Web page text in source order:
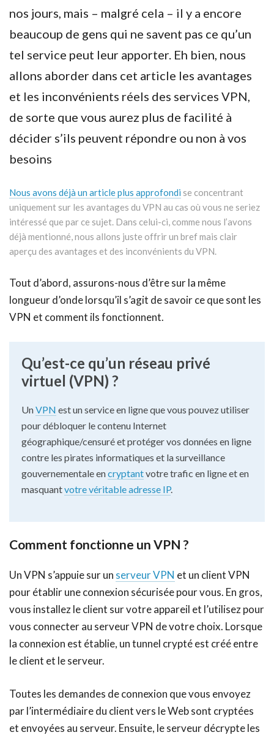
nos jours, mais – malgré cela – il y a encore
beaucoup de gens qui ne savent pas ce qu’un
tel service peut leur apporter. Eh bien, nous
allons aborder dans cet article les avantages
et les inconvénients réels des services VPN,
de sorte que vous aurez plus de facilité à
décider s’ils peuvent répondre ou non à vos
besoins
Nous avons déjà un article plus approfondi se concentrant
uniquement sur les avantages du VPN au cas où vous ne seriez
intéressé que par ce sujet. Dans celui-ci, comme nous l’avons
déjà mentionné, nous allons juste offrir un bref mais clair
aperçu des avantages et des inconvénients du VPN.
Tout d’abord, assurons-nous d’être sur la même
longueur d’onde lorsqu’il s’agit de savoir ce que sont les
VPN et comment ils fonctionnent.
Qu’est-ce qu’un réseau privé
virtuel (VPN) ?
UnVPN est un service en ligne que vous pouvez utiliser
pour débloquer le contenu Internet
géographique/censuré et protéger vos données en ligne
contre les pirates informatiques et la surveillance
gouvernementale encryptantvotre trafic en ligne et en
masquantvotre véritable adresse IP.
Comment fonctionne un VPN ?
Un VPN s’appuie sur un serveur VPN et un client VPN
pour établir une connexion sécurisée pour vous. En gros,
vous installez le client sur votre appareil et l’utilisez pour
vous connecter au serveur VPN de votre choix. Lorsque
la connexion est établie, un tunnel crypté est créé entre
le client et le serveur.
Toutes les demandes de connexion que vous envoyez
par l’intermédiaire du client vers le Web sont cryptées
et envoyées au serveur. Ensuite, le serveur décrypte les